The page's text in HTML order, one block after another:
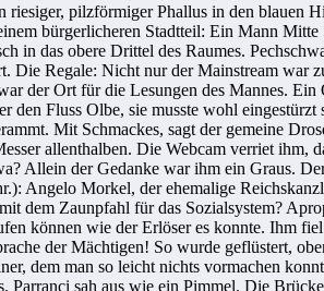
pilzförmiger Phallus in den blauen
bürgerlicheren Stadtteil: Ein Mann
in das obere Drittel des Raumes.
Regale: Nicht nur der Mainstream war
der Ort für die Lesungen des Mannes.
Fluss Olbe, sie musste wohl eingestürzt
Mit Schmackes, sagt der gemeine
allenthalben. Die Webcam verriet ihm,
Allein der Gedanke war ihm ein Graus.
Angelo Morkel, der ehemalige
dem Zaunpfahl für das Sozialsystem?
können wie der Erlöser es konnte. Ihm
der Mächtigen! So wurde geflüstert,
dem man so leicht nichts vormachen
sah aus wie ein Pimmel. Die